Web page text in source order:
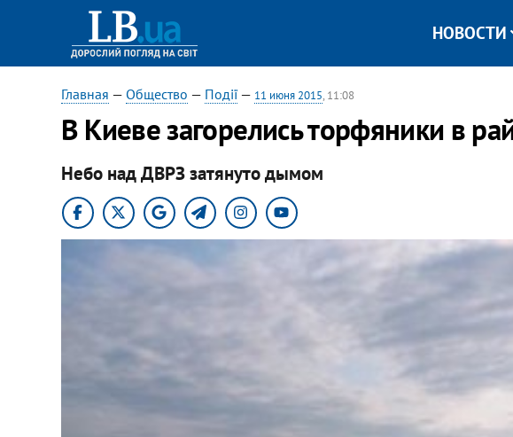
НОВОСТИ
Главная — Общество — Події— 11 июня 2015, 11:08
В Киеве загорелись торфяники в
Небо над ДВРЗ затянуто дымом